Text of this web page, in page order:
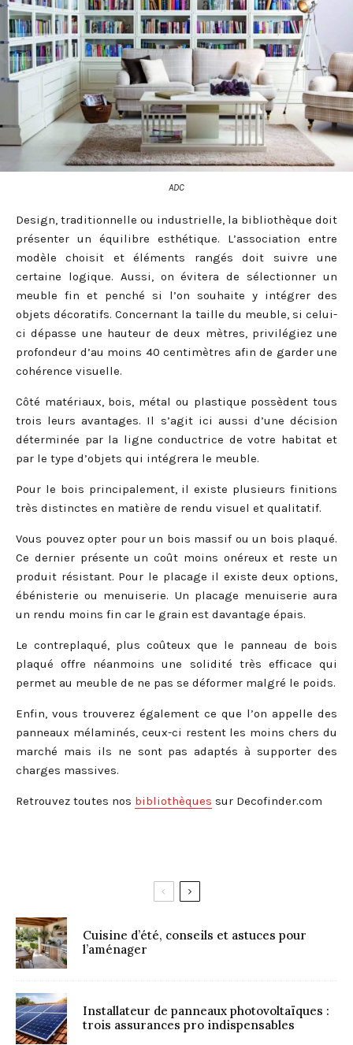
ADC
Design, traditionnelle ou industrielle, la bibliothèque doit
présenter un équilibre esthétique. L’association entre
modèle choisit et éléments rangés doit suivre une
certaine logique. Aussi, on évitera de sélectionner un
meuble fin et penché si l’on souhaite y intégrer des
objets décoratifs. Concernant la taille du meuble, si celui-
ci dépasse une hauteur de deux mètres, privilégiez une
profondeur d’au moins 40 centimètres afin de garder une
cohérence visuelle.
Côté matériaux, bois, métal ou plastique possèdent tous
trois leurs avantages. Il s’agit ici aussi d’une décision
déterminée par la ligne conductrice de votre habitat et
par le type d’objets qui intégrera le meuble.
Pour le bois principalement, il existe plusieurs finitions
très distinctes en matière de rendu visuel et qualitatif.
Vous pouvez opter pour un bois massif ou un bois plaqué.
Ce dernier présente un coût moins onéreux et reste un
produit résistant. Pour le placage il existe deux options,
ébénisterie ou menuiserie. Un placage menuiserie aura
un rendu moins fin car le grain est davantage épais.
Le contreplaqué, plus coûteux que le panneau de bois
plaqué offre néanmoins une solidité très efficace qui
permet au meuble de ne pas se déformer malgré le poids.
Enfin, vous trouverez également ce que l’on appelle des
panneaux mélaminés, ceux-ci restent les moins chers du
marché mais ils ne sont pas adaptés à supporter des
charges massives.
Retrouvez toutes nos bibliothèques sur Decofinder.com
Cuisine d’été, conseils et astuces pour
l’aménager
Installateur de panneaux photovoltaïques :
trois assurances pro indispensables